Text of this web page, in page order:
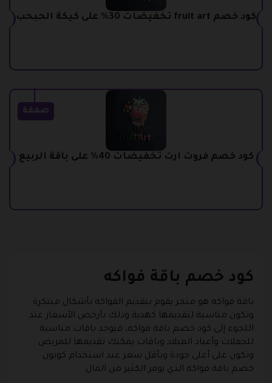
كود خصم fruit art تخفيضات 30% على كيكة الحبحب
صفقة
كود خصم فروت ارت تخفيضات 40% على باقة الربيع
كود خصم باقة فواكه
باقة فواكه هو متجر يقوم بتقديم الفواكه بأشكال مبتكرة
وتكون مناسبة لتقديمها كهدية وذلك بأرخص الأسعار عند
اللجوء إلى كود خصم باقة فواكه، فيوجد باقات مناسبة
للحفلات وأعياد الميلاد وباقات يمكنك تقديمها للمريض
وتكون على أعلى جودة وبأقل سعر عند استخدام كوبون
خصم باقة فواكه الذي يوفر الكثير من المال.